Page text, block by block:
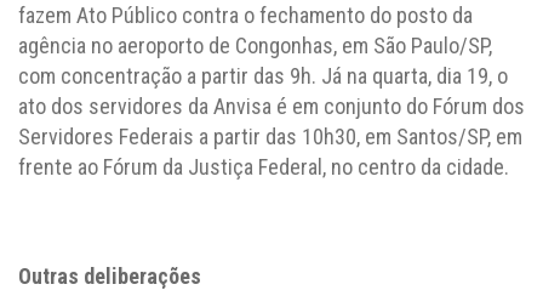
fazem Ato Público contra o fechamento do posto da
agência no aeroporto de Congonhas, em São Paulo/SP,
com concentração a partir das 9h. Já na quarta, dia 19, o
ato dos servidores da Anvisa é em conjunto do Fórum dos
Servidores Federais a partir das 10h30, em Santos/SP, em
frente ao Fórum da Justiça Federal, no centro da cidade.
Outras deliberações